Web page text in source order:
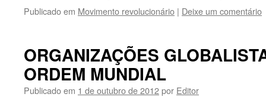
Publicado em Movimento revolucionário | Deixe um comentário
ORGANIZAÇÕES
ORDEM MUNDIAL
Publicado em 1 de outubro de 2012por Editor